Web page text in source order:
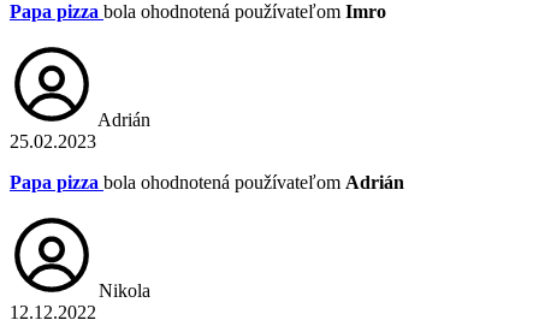
Papa pizza bola ohodnotená používateľom Imro
Adrián
25.02.2023
Papa pizza bola ohodnotená používateľom Adrián
Nikola
12.12.2022